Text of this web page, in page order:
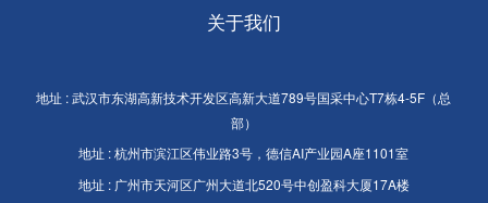
关于我们
地址 : 武汉市东湖高新技术开发区高新大道789号国采中心T7栋4-5F（总
部）
地址 : 杭州市滨江区伟业路3号，德信AI产业园A座1101室
地址 : 广州市天河区广州大道北520号中创盈科大厦17A楼